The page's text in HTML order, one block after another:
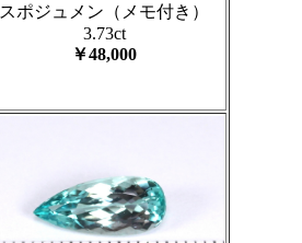
スポジュメン（メモ付き）
3.73ct
￥48,000